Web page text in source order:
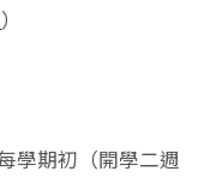
）
學期初（開學二週